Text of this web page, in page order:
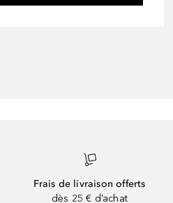
Frais de livraison offerts
dès 25 € d’achat